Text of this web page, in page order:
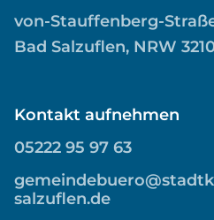
von-Stauffenberg-
Bad Salzuflen, NRW
Kontakt aufnehmen
05222 95 97 63
salzuflen.de